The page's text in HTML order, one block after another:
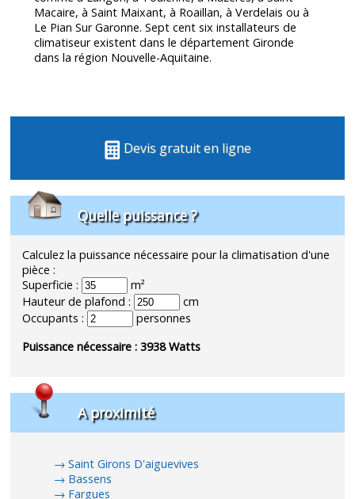
Macaire, à Saint Maixant, à Roaillan, à Verdelais ou à
Le Pian Sur Garonne. Sept cent six installateurs de
climatiseur existent dans le départementGironde
dans la région Nouvelle-Aquitaine.
Devis gratuit en ligne
Quelle puissance ?
Calculez la puissance nécessaire pour la climatisation d'une
pièce :
Superficie :
m²
Hauteur de plafond :
cm
Occupants :
personnes
Puissance nécessaire :3938Watts
A proximité
Saint Girons D'aiguevives
Bassens
Fargues